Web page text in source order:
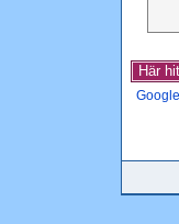
Här
Google